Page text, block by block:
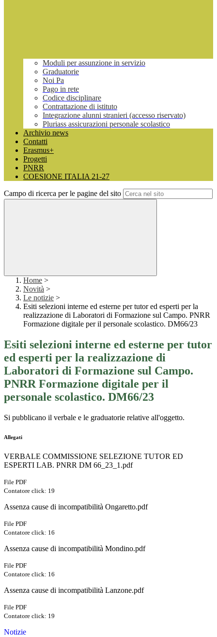
Moduli per assunzione in servizio
Graduatorie
Noi Pa
Pago in rete
Codice disciplinare
Contrattazione di istituto
Integrazione alunni stranieri (accesso riservato)
Pluriass assicurazioni personale scolastico
Archivio news
Contatti
Erasmus+
Progetti
PNRR
COESIONE ITALIA 21-27
Campo di ricerca per le pagine del sito
Home >
Novità >
Le notizie >
Esiti selezioni interne ed esterne per tutor ed esperti per la
realizzazione di Laboratori di Formazione sul Campo. PNRR
Formazione digitale per il personale scolastico. DM66/23
Esiti selezioni interne ed esterne per tutor
ed esperti per la realizzazione di
Laboratori di Formazione sul Campo.
PNRR Formazione digitale per il
personale scolastico. DM66/23
Si pubblicano il verbale e le graduatorie relative all'oggetto.
Allegati
VERBALE COMMISSIONE SELEZIONE TUTOR ED
ESPERTI LAB. PNRR DM 66_23_1.pdf
File PDF
Contatore click: 19
Assenza cause di incompatibilità Ongaretto.pdf
File PDF
Contatore click: 16
Assenza cause di incompatibilità Mondino.pdf
File PDF
Contatore click: 16
Assenza cause di incompatibilità Lanzone.pdf
File PDF
Contatore click: 19
Notizie